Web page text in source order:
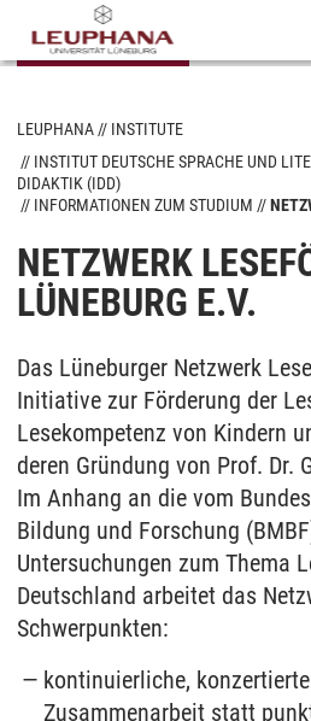
LEUPHANA
INSTITUTE
INSTITUT DEUTSCHE SPRACHE UND
DIDAKTIK (IDD)
INFORMATIONEN ZUM STUDIUM
NETZWERK
LÜNEBURG E.V.
Das Lüneburger Netzwerk
Initiative zur Förderung der
Lesekompetenz von Kindern
deren Gründung von Prof. Dr.
Im Anhang an die vom
Bildung und Forschung
Untersuchungen zum Thema
Deutschland arbeitet das
Schwerpunkten:
kontinuierliche,
Zusammenarbeit statt